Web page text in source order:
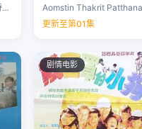
科林·汉克斯 斯科特·伊斯特伍德 安洁纽·艾莉丝-泰勒 泰勒·约翰·史密斯 …
更新至第01集
剧情电影